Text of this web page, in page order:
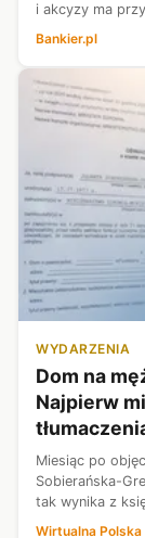
i akcyzy ma
obowiązywał
podwyżki cen
Bankier.pl
WYDARZENIA
Dom na
Najpierw
Miesiąc po
Sobierańska-
tak wynika z
Wirtualna Polska